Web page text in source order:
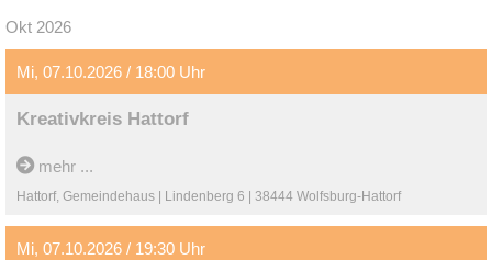
Okt 2026
Mi, 07.10.2026 / 18:00 Uhr
Kreativkreis Hattorf
mehr ...
Hattorf, Gemeindehaus | Lindenberg 6 | 38444 Wolfsburg-Hattorf
Mi, 07.10.2026 / 19:30 Uhr